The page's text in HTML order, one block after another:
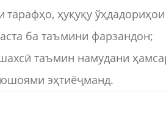
ҳуқуқу
ба таъмини фарзандон;
таъмин намудани
эҳтиёҷманд.